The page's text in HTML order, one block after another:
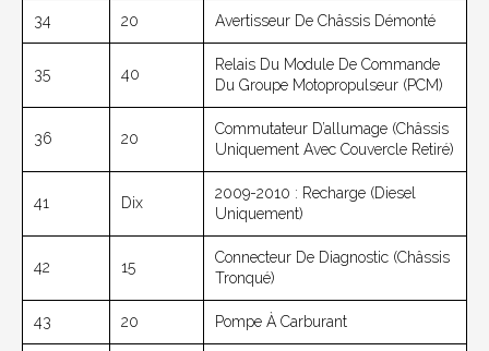
34 20 Avertisseur De Châssis Démonté
35 40
Relais Du Module De Commande
Du Groupe Motopropulseur (PCM)
36 20
Commutateur D’allumage (châssis
Uniquement Avec Couvercle Retiré)
41 Dix
2009-2010 : Recharge (diesel
Uniquement)
42 15
Connecteur De Diagnostic (châssis
Tronqué)
43 20 Pompe À Carburant